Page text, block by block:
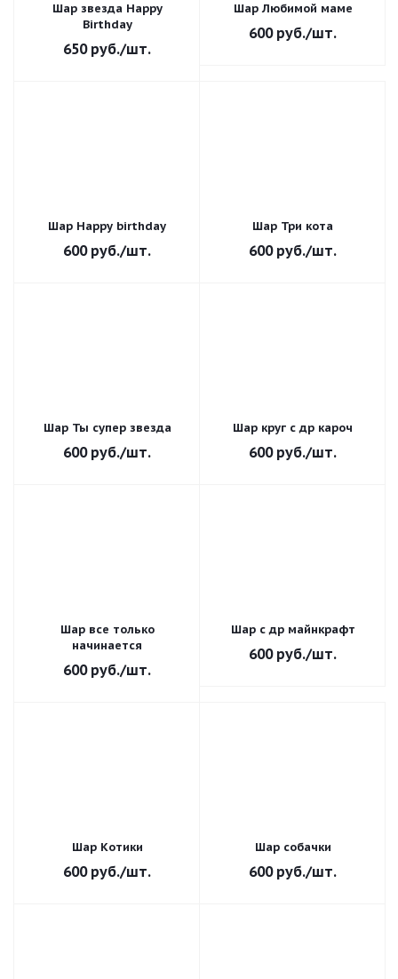
Шар звезда Happy
Birthday
650руб./шт.
Шар Любимой маме
600руб./шт.
Шар Happy birthday
600руб./шт.
Шар Три кота
600руб./шт.
Шар Ты супер звезда
600руб./шт.
Шар круг с др кароч
600руб./шт.
Шар все только
начинается
600руб./шт.
Шар с др майнкрафт
600руб./шт.
Шар Котики
600руб./шт.
Шар собачки
600руб./шт.